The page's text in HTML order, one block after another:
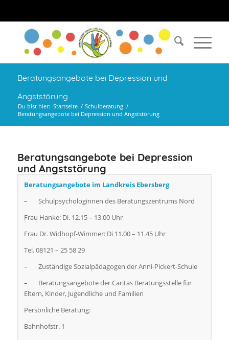
Beratungsangebote bei Depression und
Angststörung
Du bist hier: Startseite / Schulberatung /
Beratungsangebote bei Depression und Angststörung
Beratungsangebote bei Depression
und Angststörung
Beratungsangebote im Landkreis Ebersberg
– Schulpsychologinnen des Beratungszentrums Nord
Frau Hanke: Di. 12.15 – 13.00 Uhr
Frau Dr. Widhopf-Wimmer: Di 11.00 – 11.45 Uhr
Tel. 08121 – 25 58 29
– Zuständige Sozialpädagogen der Anni-Pickert-Schule
– Beratungsangebote der Caritas Beratungsstelle für
Eltern, Kinder, Jugendliche und Familien
Persönliche Beratung:
Bahnhofstr. 1